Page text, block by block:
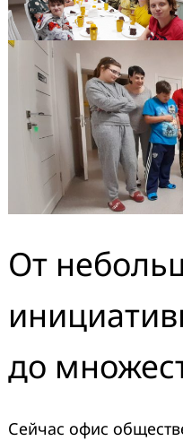
От
до
Сейчас офис